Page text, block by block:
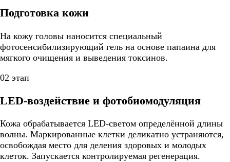
Подготовка кожи
На кожу головы наносится специальный
фотосенсибилизирующий гель на основе папаина для
мягкого очищения и выведения токсинов.
02 этап
LED-воздействие и фотобиомодуляция
Кожа обрабатывается LED-светом определённой длины
волны. Маркированные клетки деликатно устраняются,
освобождая место для деления здоровых и молодых
клеток. Запускается контролируемая регенерация.